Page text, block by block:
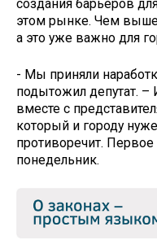
создания барьеров
этом рынке. Чем
а это уже важно для
- Мы приняли
подытожил депутат. –
вместе с
который и городу
противоречит.
понедельник.